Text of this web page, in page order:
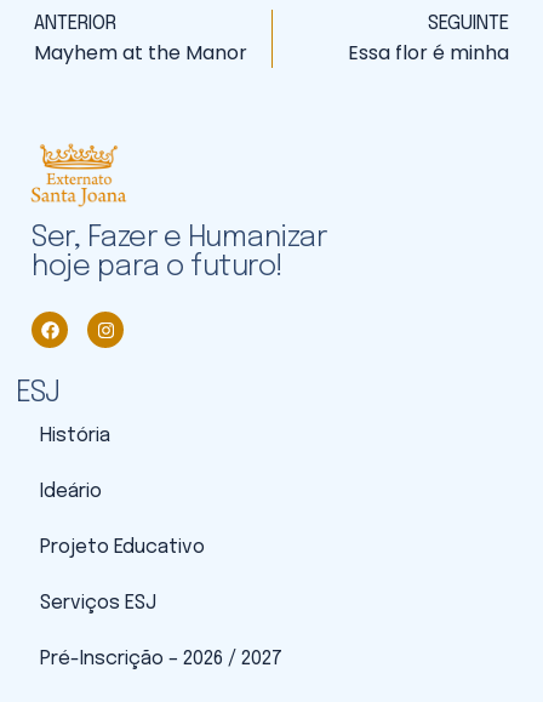
ANTERIOR
Mayhem at the Manor
SEGUINTE
Essa flor é minha
Ser, Fazer e Humanizar
hoje para o futuro!
ESJ
História
Ideário
Projeto Educativo
Serviços ESJ
Pré-Inscrição – 2026 / 2027